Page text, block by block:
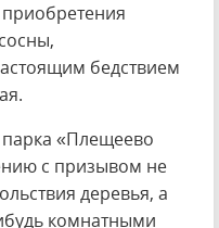
бедствием
«Плещеево
с призывом не
деревья, а
комнатными